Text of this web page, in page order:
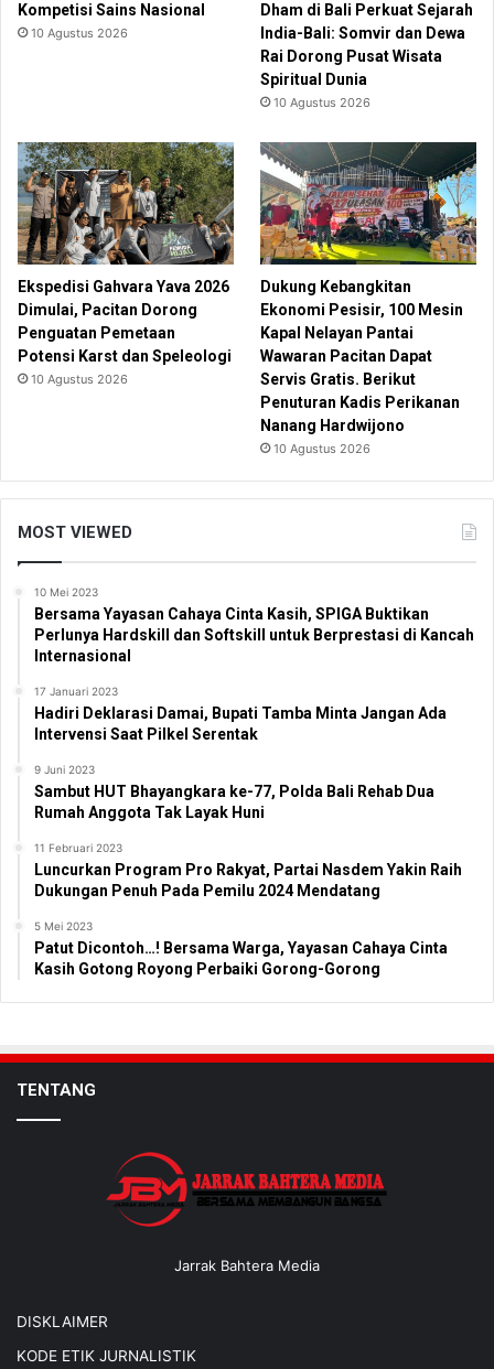
Kompetisi Sains Nasional
10 Agustus 2026
Dham di Bali Perkuat Sejarah
India-Bali: Somvir dan Dewa
Rai Dorong Pusat Wisata
Spiritual Dunia
10 Agustus 2026
Ekspedisi Gahvara Yava 2026
Dimulai, Pacitan Dorong
Penguatan Pemetaan
Potensi Karst dan Speleologi
10 Agustus 2026
Dukung Kebangkitan
Ekonomi Pesisir, 100 Mesin
Kapal Nelayan Pantai
Wawaran Pacitan Dapat
Servis Gratis. Berikut
Penuturan Kadis Perikanan
Nanang Hardwijono
10 Agustus 2026
MOST VIEWED
10 Mei 2023
Bersama Yayasan Cahaya Cinta Kasih, SPIGA Buktikan
Perlunya Hardskill dan Softskill untuk Berprestasi di Kancah
Internasional
17 Januari 2023
Hadiri Deklarasi Damai, Bupati Tamba Minta Jangan Ada
Intervensi Saat Pilkel Serentak
9 Juni 2023
Sambut HUT Bhayangkara ke-77, Polda Bali Rehab Dua
Rumah Anggota Tak Layak Huni
11 Februari 2023
Luncurkan Program Pro Rakyat, Partai Nasdem Yakin Raih
Dukungan Penuh Pada Pemilu 2024 Mendatang
5 Mei 2023
Patut Dicontoh…! Bersama Warga, Yayasan Cahaya Cinta
Kasih Gotong Royong Perbaiki Gorong-Gorong
TENTANG
Jarrak Bahtera Media
DISKLAIMER
KODE ETIK JURNALISTIK